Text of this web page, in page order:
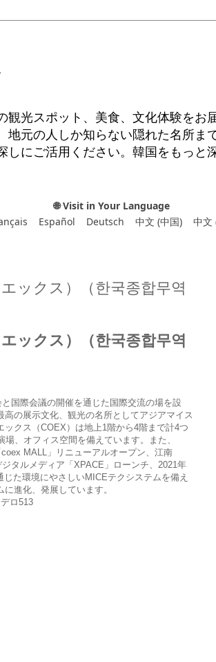
観光スポット、美食、文化体験をお
地元の人しか知らない隠れた名所ま
にご活用ください。韓国をもっと
🌐 Visit in Your Language
Español Deutsch 中文 (中国) 中文
ックス）（한국종합무역
ックス）（한국종합무역
国際会議の開催を通じた国際交流の場を設
の展示文化、観光の名所としてアジアマイス
クス（COEX）は地上1階から4階まで計4つ
、オフィス空間を備えています。また、
MALL」リニューアルオープン、江南
タルメディア「XPACE」ローンチ、2021年
た環境にやさしいMICEテクシステムを備え
進化、発展しています。
ロ513